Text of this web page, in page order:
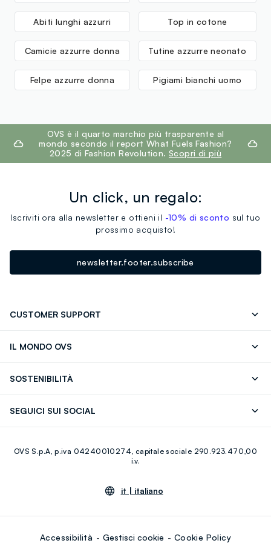
Abiti lunghi azzurri Top in cotone
Camicie azzurre donna Tutine azzurre neonato
Felpe azzurre donna Pigiami bianchi uomo
footer.ariatitleOVS è il quarto marchio più trasparente al
mondo secondo il report What Fuels Fashion?
2025 di Fashion Revolution. Scopri di più
Un click, un regalo:
Iscriviti ora alla newsletter e ottieni il -10% di sconto sul tuo
prossimo acquisto!
newsletter.footer.subscribe
CUSTOMER SUPPORT
IL MONDO OVS
Giftcard
SOSTENIBILITÀ
SEGUICI SUI SOCIAL
Youtube Linkedin
OVS S.p.A, p.iva 04240010274, capitale sociale 290.923.470,00
i.v.
it | italiano
Accessibilità Gestisci cookie Cookie Policy